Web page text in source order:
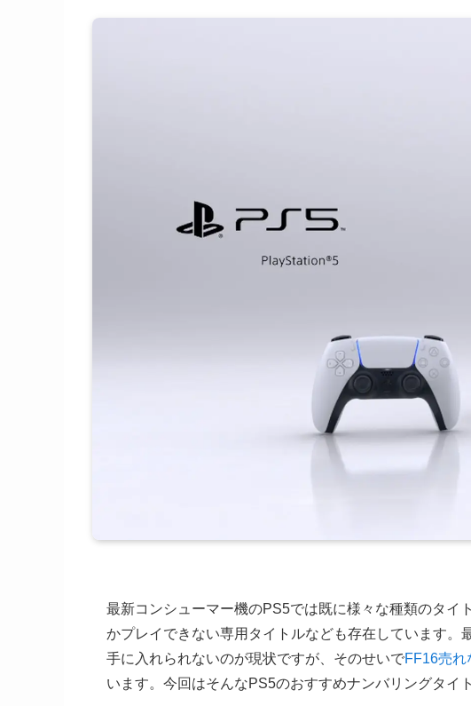
最新コンシューマー機のPS5では既に様々な種類のタイ
かプレイできない専用タイトルなども存在しています
手に入れられないのが現状ですが、そのせいでFF16売れ
います。今回はそんなPS5のおすすめナンバリングタイ